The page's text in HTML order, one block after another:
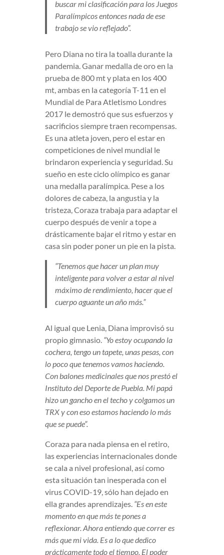
buscar mi clasificación para los Juegos
Paralímpicos entonces nada de ese
trabajo se vio reflejado”.
Pero Diana no tira la toalla durante la
pandemia. Ganar medalla de oro en la
prueba de 800 mt y plata en los 400
mt, ambas en la categoría T-11 en el
Mundial de Para Atletismo Londres
2017 le demostró que sus esfuerzos y
sacrificios siempre traen recompensas.
Es una atleta joven, pero el estar en
competiciones de nivel mundial le
brindaron experiencia y seguridad. Su
sueño en este ciclo olímpico es ganar
una medalla paralímpica. Pese a los
dolores de cabeza, la angustia y la
tristeza, Coraza trabaja para adaptar el
cuerpo después de venir a tope a
drásticamente bajar el ritmo y estar en
casa sin poder poner un pie en la pista.
“Tenemos que hacer un plan muy
inteligente para volver a estar al nivel
máximo de rendimiento, hacer que el
cuerpo aguante un año más.”
Al igual que Lenia, Diana improvisó su
propio gimnasio. “Yo estoy ocupando la
cochera, tengo un tapete, unas pesas, con
lo poco que tenemos vamos haciendo.
Con balones medicinales que nos prestó el
Instituto del Deporte de Puebla. Mi papá
hizo un gancho en el techo y colgamos un
TRX y con eso estamos haciendo lo más
que se puede”.
Coraza para nada piensa en el retiro,
las experiencias internacionales donde
se cala a nivel profesional, así como
esta situación tan inesperada con el
virus COVID-19, sólo han dejado en
ella grandes aprendizajes. “Es en este
momento en que más te pones a
reflexionar. Ahora entiendo que correr es
más que mi vida. Es a lo que dedico
prácticamente todo el tiempo. El poder